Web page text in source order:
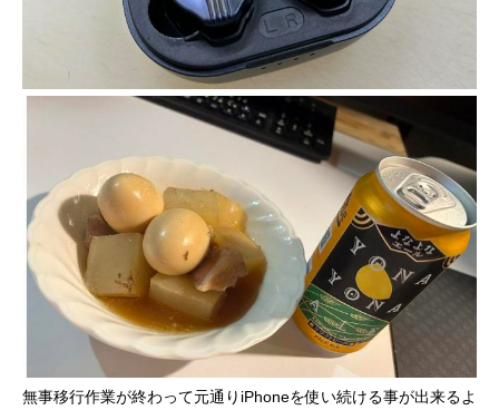
無事移行作業が終わって元通りiPhoneを使い続ける事が出来るよ